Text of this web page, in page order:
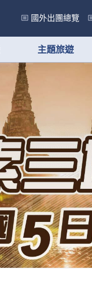
國外出團總覽
主題旅遊